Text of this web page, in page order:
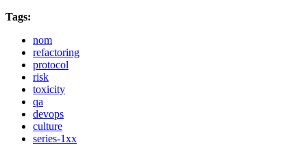
Tags:
nom
refactoring
protocol
risk
toxicity
qa
devops
culture
series-1xx